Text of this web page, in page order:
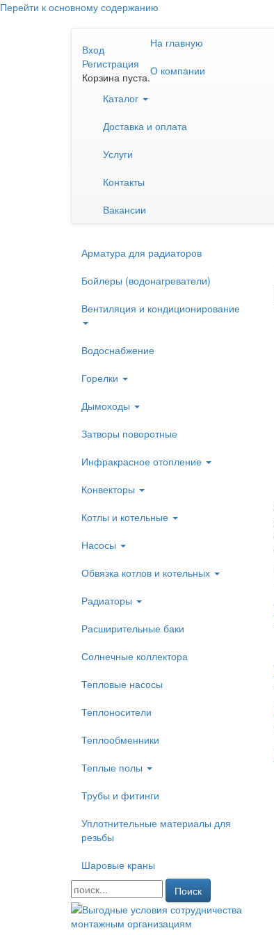
Перейти к основному содержанию
Вход
Регистрация
Корзина пуста.
На главную
О компании
Каталог
Доставка и оплата
Услуги
Контакты
Вакансии
Арматура для радиаторов
Бойлеры (водонагреватели)
Вентиляция и кондиционирование
Водоснабжение
Горелки
Дымоходы
Затворы поворотные
Инфракрасное отопление
Конвекторы
Котлы и котельные
Насосы
Обвязка котлов и котельных
Радиаторы
Расширительные баки
Солнечные коллектора
Тепловые насосы
Теплоносители
Теплообменники
Теплые полы
Трубы и фитинги
Уплотнительные материалы для
резьбы
Шаровые краны
Поиск